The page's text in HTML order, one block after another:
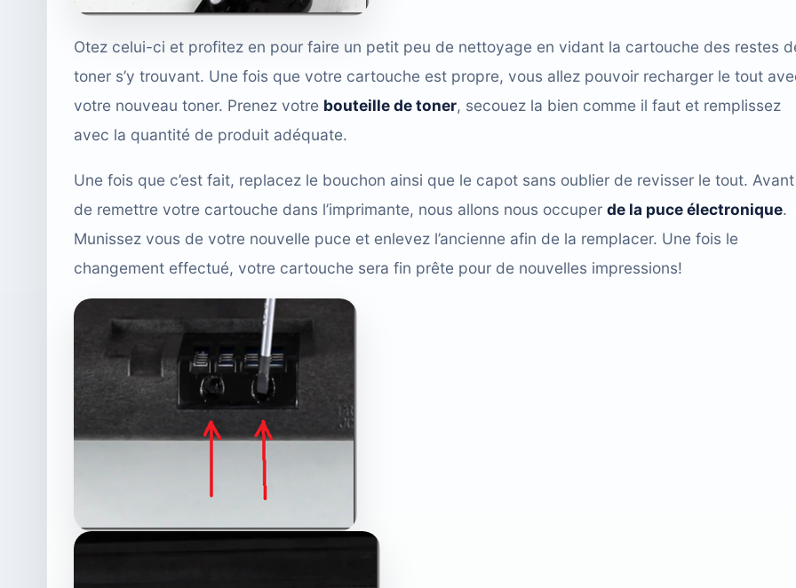
Otez celui-ci et profitez en pour faire un petit peu de nettoyage en vidant la cartouche des restes
toner s’y trouvant. Une fois que votre cartouche est propre, vous allez pouvoir recharger le tout
votre nouveau toner. Prenez votre bouteille de toner, secouez la bien comme il faut et remplissez
avec la quantité de produit adéquate.
Une fois que c’est fait, replacez le bouchon ainsi que le capot sans oublier de revisser le tout. Avant
de remettre votre cartouche dans l’imprimante, nous allons nous occuper de la puce électronique.
Munissez vous de votre nouvelle puce et enlevez l’ancienne afin de la remplacer. Une fois le
changement effectué, votre cartouche sera fin prête pour de nouvelles impressions!